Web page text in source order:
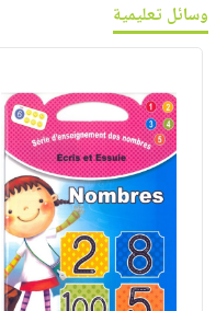
وسائل تعليمية